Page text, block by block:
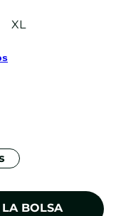
XL
BOLSA